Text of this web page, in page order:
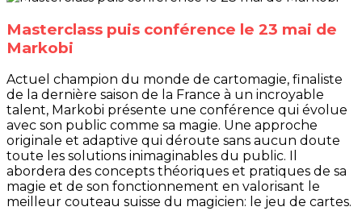
Masterclass puis conférence le 23 mai de
Markobi
Actuel champion du monde de cartomagie, finaliste
de la dernière saison de la France à un incroyable
talent, Markobi présente une conférence qui évolue
avec son public comme sa magie. Une approche
originale et adaptive qui déroute sans aucun doute
toute les solutions inimaginables du public. Il
abordera des concepts théoriques et pratiques de sa
magie et de son fonctionnement en valorisant le
meilleur couteau suisse du magicien: le jeu de cartes.